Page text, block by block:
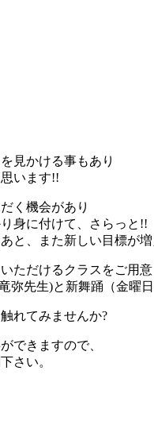
見かける事もあり
います!!
く機会があり
身に付けて、さらっと!!
と、また新しい目標が増
ただけるクラスをご用
弥先生)と新舞踊（金曜
れてみませんか?
できますので、
さい。